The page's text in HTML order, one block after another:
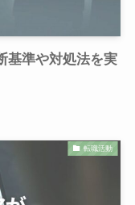
基準や対処法を実
転職活動